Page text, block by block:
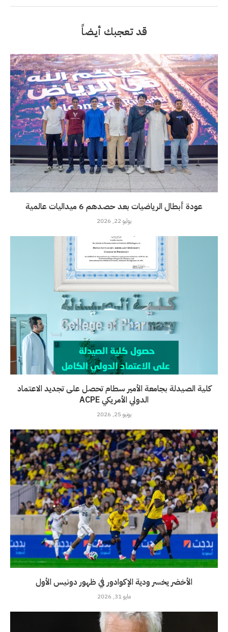
قد تعجبك أيضاً
عودة أبطال الرياضيات بعد حصدهم 6 ميداليات عالمية
يوليو 22, 2026
كلية الصيدلة بجامعة الأمير سطام تحصل على تجديد الاعتماد
الدولي الأمريكي ACPE
يونيو 25, 2026
الأخضر يخسر ودية الإكوادور في ظهور دونيس الأول
مايو 31, 2026